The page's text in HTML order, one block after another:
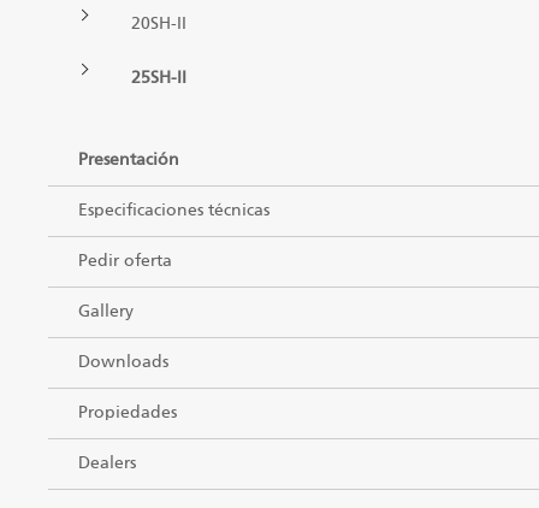
Remolques
Bancada procesadora telescópica
Garras I
ES
20SH-II
25SH-II
Presentación
Especificaciones técnicas
Pedir oferta
Gallery
Downloads
Propiedades
Dealers